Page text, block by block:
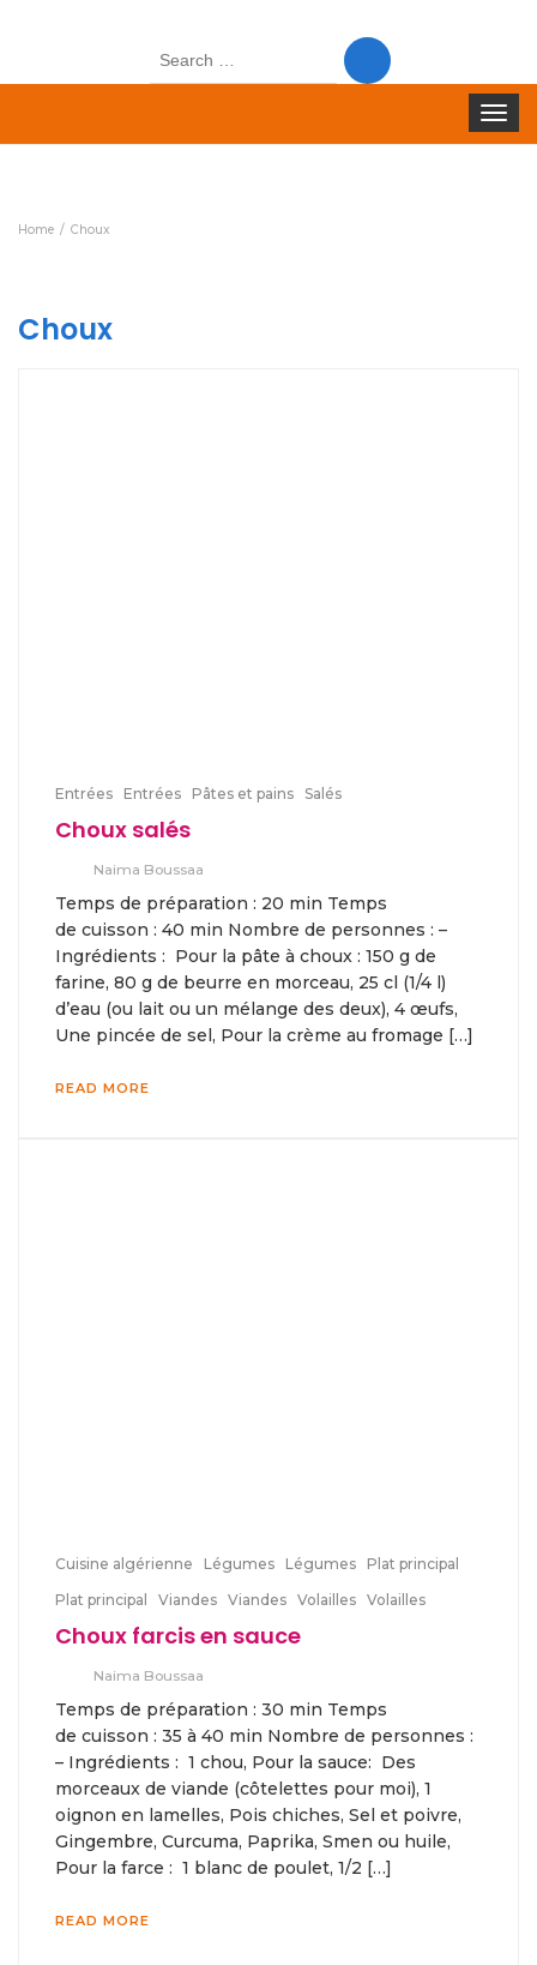
Search
Toggle
Home Choux
Choux
Entrées Entrées Pâtes et pains Salés
Choux salés
Naima Boussaa
Temps de préparation : 20 min Temps
de cuisson : 40 min Nombre de personnes : –
Ingrédients : Pour la pâte à choux : 150 g de
farine, 80 g de beurre en morceau, 25 cl (1/4 l)
d’eau (ou lait ou un mélange des deux), 4 œufs,
Une pincée de sel, Pour la crème au fromage […]
READ MORE
Cuisine algérienne Légumes Légumes
Plat principal
Plat principal
Viandes Viandes Volailles Volailles
Choux farcis en sauce
Naima Boussaa
Temps de préparation : 30 min Temps
de cuisson : 35 à 40 min Nombre de personnes :
– Ingrédients : 1 chou, Pour la sauce: Des
morceaux de viande (côtelettes pour moi), 1
oignon en lamelles, Pois chiches, Sel et poivre,
Gingembre, Curcuma, Paprika, Smen ou huile,
Pour la farce : 1 blanc de poulet, 1/2 […]
READ MORE